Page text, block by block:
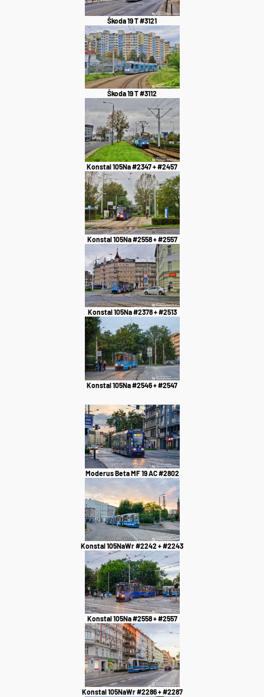
Škoda 19 T #3121
Škoda 19 T #3112
Konstal 105Na #2347 + #2457
Konstal 105Na #2558 + #2557
Konstal 105Na #2378 + #2513
Konstal 105Na #2546 + #2547
Moderus Beta MF 19 AC #2802
Konstal 105NaWr #2242 + #2243
Konstal 105Na #2558 + #2557
Konstal 105NaWr #2286 + #2287